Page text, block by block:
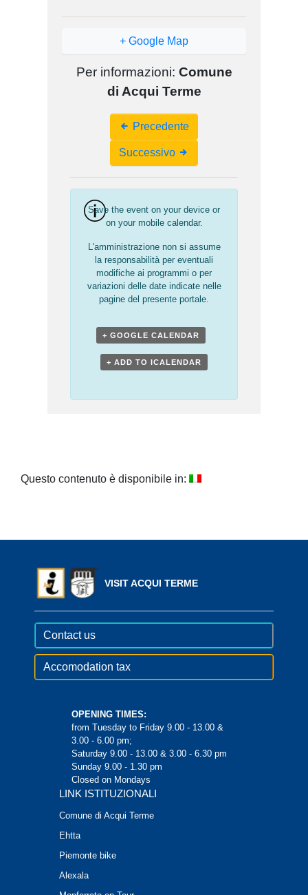
+ Google Map
Per informazioni: Comune
di Acqui Terme
Navigation
Precedente
Successivo
Save the event on your device or
on your mobile calendar.
L'amministrazione non si assume
la responsabilità per eventuali
modifiche ai programmi o per
variazioni delle date indicate nelle
pagine del presente portale.
+ GOOGLE CALENDAR
+ ADD TO ICALENDAR
Questo contenuto è disponibile in:
VISIT ACQUI TERME
Contact us
Accomodation tax
OPENING TIMES:
from Tuesday to Friday 9.00 - 13.00 &
3.00 - 6.00 pm;
Saturday 9.00 - 13.00 & 3.00 - 6.30 pm
Sunday 9.00 - 1.30 pm
Closed on Mondays
LINK ISTITUZIONALI
Comune di Acqui Terme
Ehtta
Piemonte bike
Alexala